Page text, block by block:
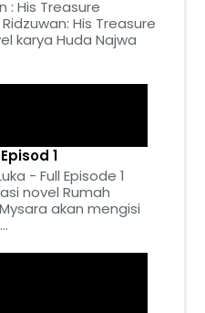
: His Treasure
His Treasure
karya Huda Najwa
1
- Full Episode 1
novel Rumah
akan mengisi